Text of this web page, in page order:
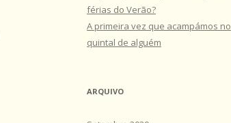
férias do Verão?
A primeira vez que acampámos no
quintal de alguém
ARQUIVO